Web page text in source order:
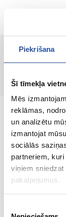
Piekrišana
Šī tīmekļa
Mēs
reklāmas,
un analizētu
izmantojat
sociālās
partneriem,
viņiem
pakalpojumus.
Veebipoodi
toodetega,
peamine
Koik